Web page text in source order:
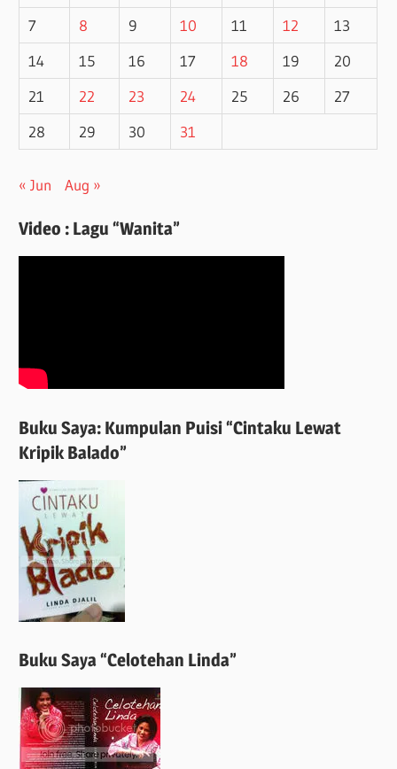
7
8 9 10 11 12
13
14
15 16 17 18 19
20
21
22 23 24 25 26
27
28
29 30 31
« Jun Aug »
Video : Lagu “Wanita”
Buku Saya: Kumpulan Puisi “Cintaku Lewat
Kripik Balado”
Buku Saya “Celotehan Linda”